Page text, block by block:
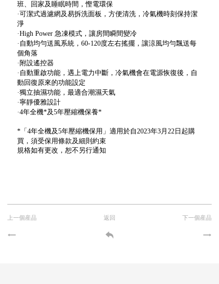
班、回家及睡眠時間，慳電環保
·可潔式過濾網及易拆洗面板，方便清洗，冷氣機時刻保持潔
淨
·High Power 急凍模式，讓房間瞬間變冷
·自動均勻送風系統，60-120度左右搖擺，讓涼風均勻飄送每
個角落
·附設遙控器
·自動重啟功能，遇上電力中斷，冷氣機會在電源恢復後，自
動回復原來的功能設定
·獨立抽濕功能，最適合潮濕天氣
·寧靜優雅設計
·4年全機*及5年壓縮機保養*
*「4年全機及5年壓縮機保用」適用於自2023年3月22日起購
買，須受保用條款及細則約束
規格如有更改，恕不另行通知
上一個産品 返回 下一個産品